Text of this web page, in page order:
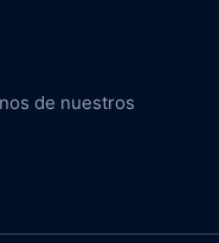
de nuestros